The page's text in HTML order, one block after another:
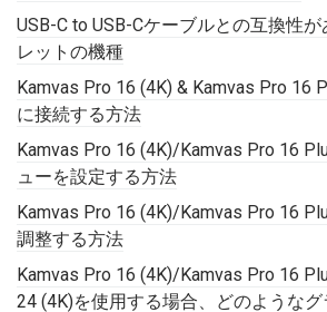
USB-C to USB-Cケーブルとの互換性
レットの機種
Kamvas Pro 16 (4K) & Kamvas Pro 16
に接続する方法
Kamvas Pro 16 (4K)/Kamvas Pro 16
ューを設定する方法
Kamvas Pro 16 (4K)/Kamvas Pro 16
調整する方法
Kamvas Pro 16 (4K)/Kamvas Pro 16
24 (4K)を使用する場合、どのような